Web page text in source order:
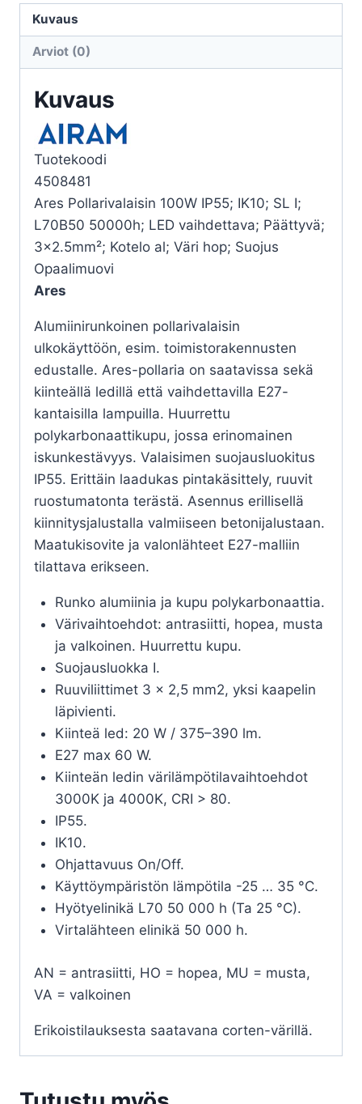
100W
HO
Kuvaus
Arviot (0)
Kuvaus
Tuotekoodi
4508481
Ares Pollarivalaisin 100W IP55; IK10; SL I;
L70B50 50000h; LED vaihdettava; Päättyvä;
3×2.5mm²; Kotelo al; Väri hop; Suojus
Opaalimuovi
Ares
Alumiinirunkoinen pollarivalaisin
ulkokäyttöön, esim. toimistorakennusten
edustalle. Ares-pollaria on saatavissa sekä
kiinteällä ledillä että vaihdettavilla E27-
kantaisilla lampuilla. Huurrettu
polykarbonaattikupu, jossa erinomainen
iskunkestävyys. Valaisimen suojausluokitus
IP55. Erittäin laadukas pintakäsittely, ruuvit
ruostumatonta terästä. Asennus erillisellä
kiinnitysjalustalla valmiiseen betonijalustaan.
Maatukisovite ja valonlähteet E27-malliin
tilattava erikseen.
Runko alumiinia ja kupu polykarbonaattia.
Värivaihtoehdot: antrasiitti, hopea, musta
ja valkoinen. Huurrettu kupu.
Suojausluokka I.
Ruuviliittimet 3 x 2,5 mm2, yksi kaapelin
läpivienti.
Kiinteä led: 20 W / 375–390 lm.
E27 max 60 W.
Kiinteän ledin värilämpötilavaihtoehdot
3000K ja 4000K, CRI > 80.
IP55.
IK10.
Ohjattavuus On/Off.
Käyttöympäristön lämpötila -25 … 35 °C.
Hyötyelinikä L70 50 000 h (Ta 25 °C).
Virtalähteen elinikä 50 000 h.
AN = antrasiitti, HO = hopea, MU = musta,
VA = valkoinen
Erikoistilauksesta saatavana corten-värillä.